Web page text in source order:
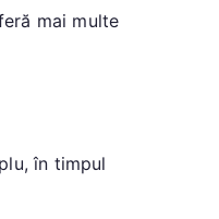
mai multe
în timpul